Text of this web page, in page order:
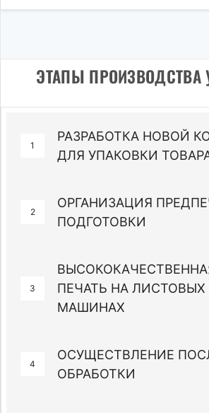
ЭТАПЫ ПРОИЗВОДСТВА
1
РАЗРАБОТКА НОВОЙ
ДЛЯ УПАКОВКИ
2
ОРГАНИЗАЦИЯ
ПОДГОТОВКИ
3
ПЕЧАТЬ НА ЛИСТОВЫХ
МАШИНАХ
4
ОСУЩЕСТВЛЕНИЕ
ОБРАБОТКИ